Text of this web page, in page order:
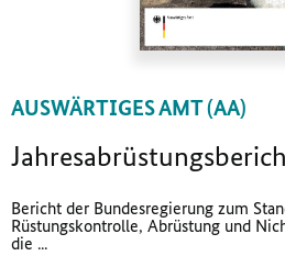
AUSWÄRTIGES AMT (AA)
Bericht der Bundesregierung zum
Rüstungskontrolle, Abrüstung und
die ...